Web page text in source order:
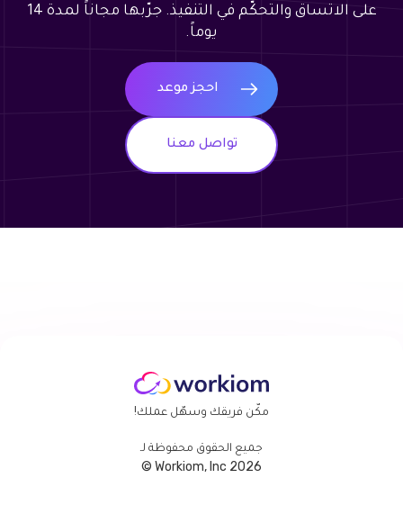
على الاتساق والتحكّم في التنفيذ. جرّبها مجاناً لمدة 14
يوماً.
احجز موعد
تواصل معنا
مكّن فريقك وسهّل عملك!
جميع الحقوق محفوظة لـ
Workiom, Inc 2026 ©